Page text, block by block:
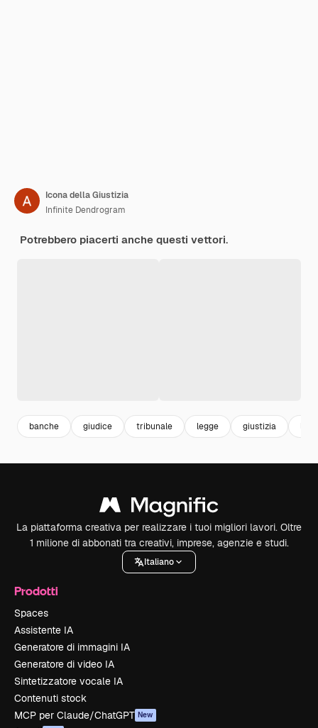
Icona della Giustizia
Infinite Dendrogram
Potrebbero piacerti anche questi vettori.
banche giudice tribunale legge giustizia
La piattaforma creativa per realizzare i tuoi migliori lavori. Oltre
1 milione di abbonati tra creativi, imprese, agenzie e studi.
Italiano
Prodotti
Spaces
Assistente IA
Generatore di immagini IA
Generatore di video IA
Sintetizzatore vocale IA
Contenuti stock
MCP per Claude/ChatGPT New